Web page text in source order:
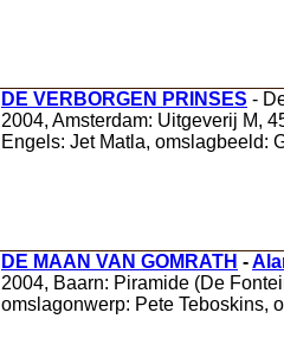
DE VERBORGEN PRINSES -
2004, Amsterdam: Uitgeverij M,
Engels: Jet Matla, omslagbeeld:
DE MAAN VAN GOMRATH -
2004, Baarn: Piramide (De
omslagonwerp: Pete Teboskins,